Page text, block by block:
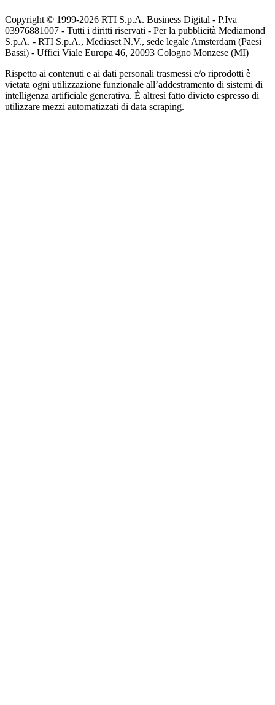
Copyright © 1999-2026 RTI S.p.A. Business Digital - P.Iva
03976881007 - Tutti i diritti riservati - Per la pubblicità Mediamond
S.p.A. - RTI S.p.A., Mediaset N.V., sede legale Amsterdam (Paesi
Bassi) - Uffici Viale Europa 46, 20093 Cologno Monzese (MI)
Rispetto ai contenuti e ai dati personali trasmessi e/o riprodotti è
vietata ogni utilizzazione funzionale all’addestramento di sistemi di
intelligenza artificiale generativa. È altresì fatto divieto espresso di
utilizzare mezzi automatizzati di data scraping.